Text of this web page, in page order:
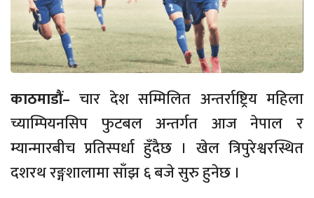
काठमाडौं–चार देश सम्मिलित अन्तर्राष्ट्रिय महिला
च्याम्पियनसिप फुटबल अन्तर्गत आज नेपाल र
म्यान्मारबीच प्रतिस्पर्धा हुँदैछ । खेल त्रिपुरेश्वरस्थित
दशरथ रङ्गशालामा साँझ ६ बजे सुरु हुनेछ ।